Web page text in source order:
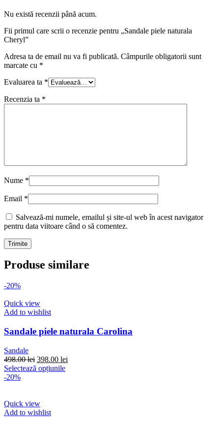
Nu există recenzii până acum.
Fii primul care scrii o recenzie pentru „Sandale piele naturala
Cheryl”
Adresa ta de email nu va fi publicată. Câmpurile obligatorii sunt
marcate cu *
Evaluarea ta *
Recenzia ta *
Nume *
Email *
Salvează-mi numele, emailul și site-ul web în acest navigator
pentru data viitoare când o să comentez.
Produse similare
-20%
Quick view
Add to wishlist
Sandale piele naturala Carolina
Sandale
498.00lei Prețul
inițial
398.00 lei
Selectează opțiunileAcest
-20%
Quick view
Add to wishlist